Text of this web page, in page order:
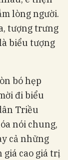
lòng người.
tượng trưng
biểu tượng
bó hẹp
đi biểu
Triều
nói chung,
cả những
giá cao giá trị